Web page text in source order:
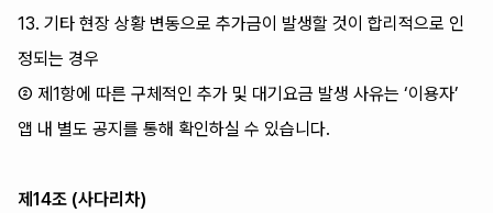
13. 기타 현장 상황 변동으로 추가금이 발생할 것이 합리적으로 인
정되는 경우
② 제1항에 따른 구체적인 추가 및 대기요금 발생 사유는 ‘이용자’
앱 내 별도 공지를 통해 확인하실 수 있습니다.
제14조 (사다리차)